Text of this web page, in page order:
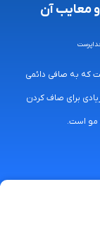
معایب آن
که به صافی دائمی
برای صاف کردن
مو است.